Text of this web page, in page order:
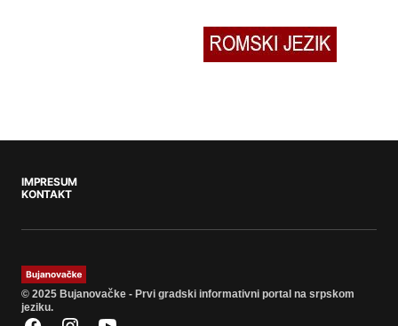
IMPRESUM
KONTAKT
© 2025 Bujanovačke - Prvi gradski informativni portal na srpskom
jeziku.